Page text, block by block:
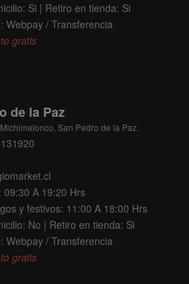
Si | Retiro en tienda: Si
Webpay / Transferencia
gratis
de la Paz
San Pedro de la Paz.
09:30 A 19:20 Hrs
y festivos: 11:00 A 18:00 Hrs
No | Retiro en tienda: Si
Webpay / Transferencia
gratis